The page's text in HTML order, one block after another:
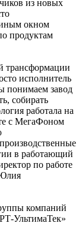
из новых
окном
продуктам
трансформации
исполнитель
понимаем завод
собирать
работала на
с МегаФоном
в работающий
по работе
компаний
УльтимаТек»